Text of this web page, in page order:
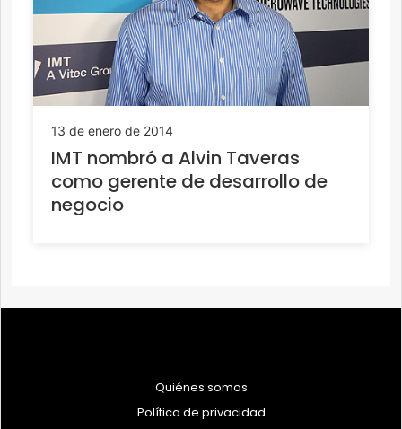
13 de enero de 2014
IMT nombró a Alvin Taveras
como gerente de desarrollo de
negocio
Quiénes somos
Política de privacidad